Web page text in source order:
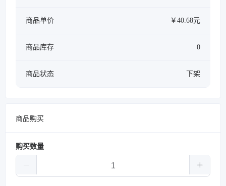
商品单价 ￥40.68元
商品库存 0
商品状态 下架
商品购买
购买数量